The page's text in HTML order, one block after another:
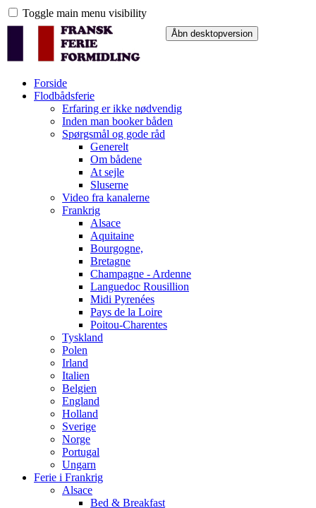
Toggle main menu visibility
Forside
Flodbådsferie
Erfaring er ikke nødvendig
Inden man booker båden
Spørgsmål og gode råd
Generelt
Om bådene
At sejle
Sluserne
Video fra kanalerne
Frankrig
Alsace
Aquitaine
Bourgogne,
Bretagne
Champagne - Ardenne
Languedoc Rousillion
Midi Pyrenées
Pays de la Loire
Poitou-Charentes
Tyskland
Polen
Irland
Italien
Belgien
England
Holland
Sverige
Norge
Portugal
Ungarn
Ferie i Frankrig
Alsace
Bed & Breakfast